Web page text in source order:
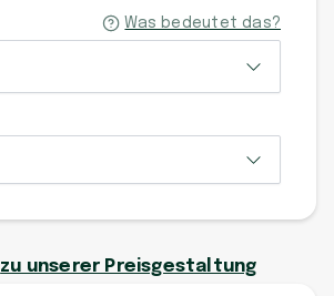
Was bedeutet das?
zu unserer Preisgestaltung